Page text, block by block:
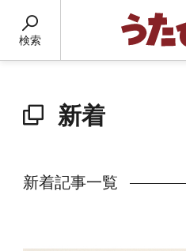
検索
新着
新着記事一覧